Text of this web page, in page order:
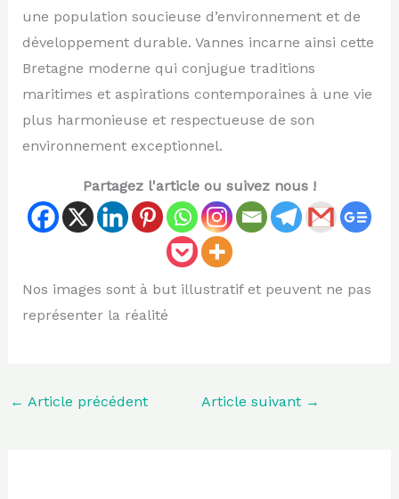
une population soucieuse d’environnement et de
développement durable. Vannes incarne ainsi cette
Bretagne moderne qui conjugue traditions
maritimes et aspirations contemporaines à une vie
plus harmonieuse et respectueuse de son
environnement exceptionnel.
Partagez l'article ou suivez nous !
Nos images sont à but illustratif et peuvent ne pas
représenter la réalité
← Article précédent Article suivant →